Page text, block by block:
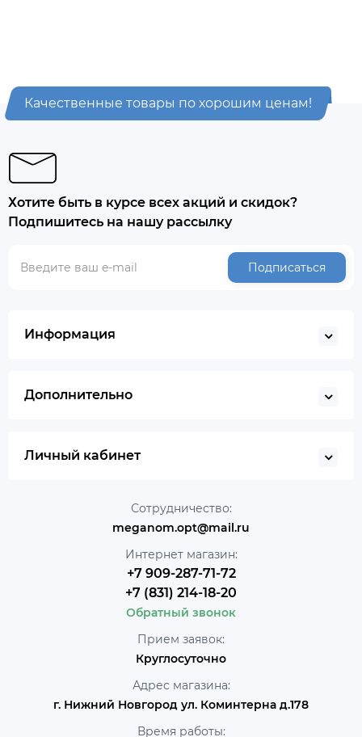
Качественные товары по хорошим ценам!
Хотите быть в курсе всех акций и скидок?
Подпишитесь на нашу рассылку
Подписаться
Информация
Дополнительно
Личный кабинет
Сотрудничество:
meganom.opt@mail.ru
Интернет магазин:
+7 909-287-71-72
+7 (831) 214-18-20
Обратный звонок
Прием заявок:
Круглосуточно
Адрес магазина:
г. Нижний Новгород ул. Коминтерна д.178
Время работы: